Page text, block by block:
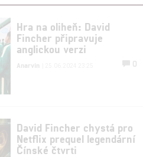
Hra na oliheň: David
Fincher připravuje
anglickou verzi
Anarvin 0
David Fincher chystá pro
Netflix prequel legendární
Čínské čtvrti